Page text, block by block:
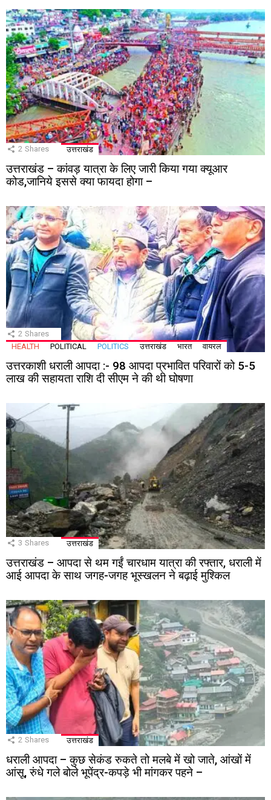
2 Shares उत्तराखंड
उत्तराखंड – कांवड़ यात्रा के लिए जारी किया गया क्यूआर
कोड,जानिये इससे क्या फायदा होगा –
2 Shares
HEALTH
POLITICAL POLITICS उत्तराखंड भारत वायरल
उत्तरकाशी धराली आपदा :- 98 आपदा प्रभावित परिवारों को 5-5
लाख की सहायता राशि दी सीएम ने की थी घोषणा
3 Shares उत्तराखंड
उत्तराखंड – आपदा से थम गईं चारधाम यात्रा की रफ्तार, धराली में
आई आपदा के साथ जगह-जगह भूस्खलन ने बढ़ाई मुश्किल
2 Shares उत्तराखंड
धराली आपदा – कुछ सेकंड रुकते तो मलबे में खो जाते, आंखों में
आंसू, रुंधे गले बोले भूपेंद्र-कपड़े भी मांगकर पहने –